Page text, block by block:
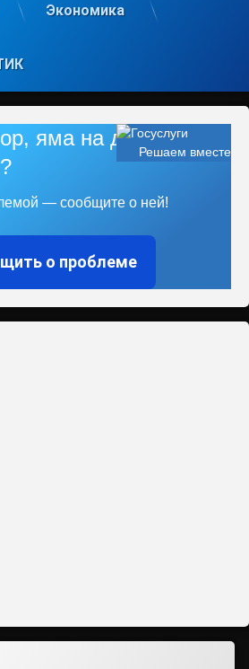
Экономика
Решаем вместе
яма на дороге, не
— сообщите о ней!
о проблеме